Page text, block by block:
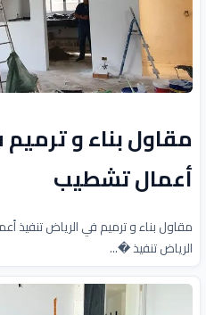
مقاول بناء و
أعمال تشطيب
مقاول بناء و ترميم في الرياض تنفيذ
الرياض تنفيذ �...